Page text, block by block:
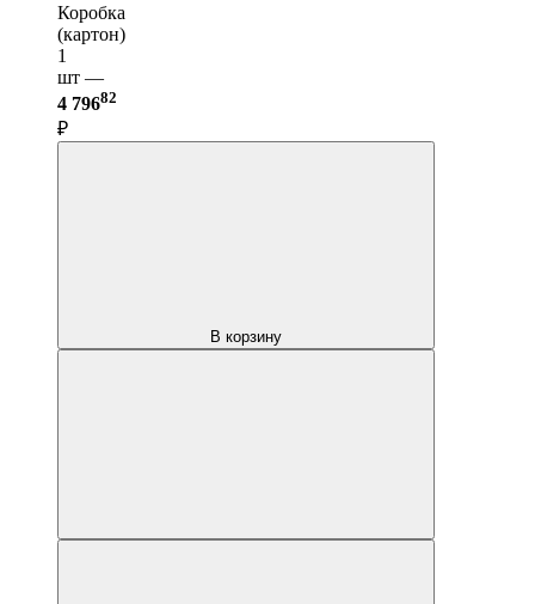
Коробка
(картон)
1
шт —
4 79682
₽
В корзину